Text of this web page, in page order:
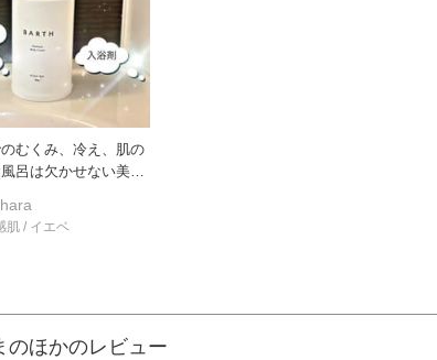
むくみ、冷え、肌の
呂は欠かせない美容
肌 / イエベ
のほかのレビュー